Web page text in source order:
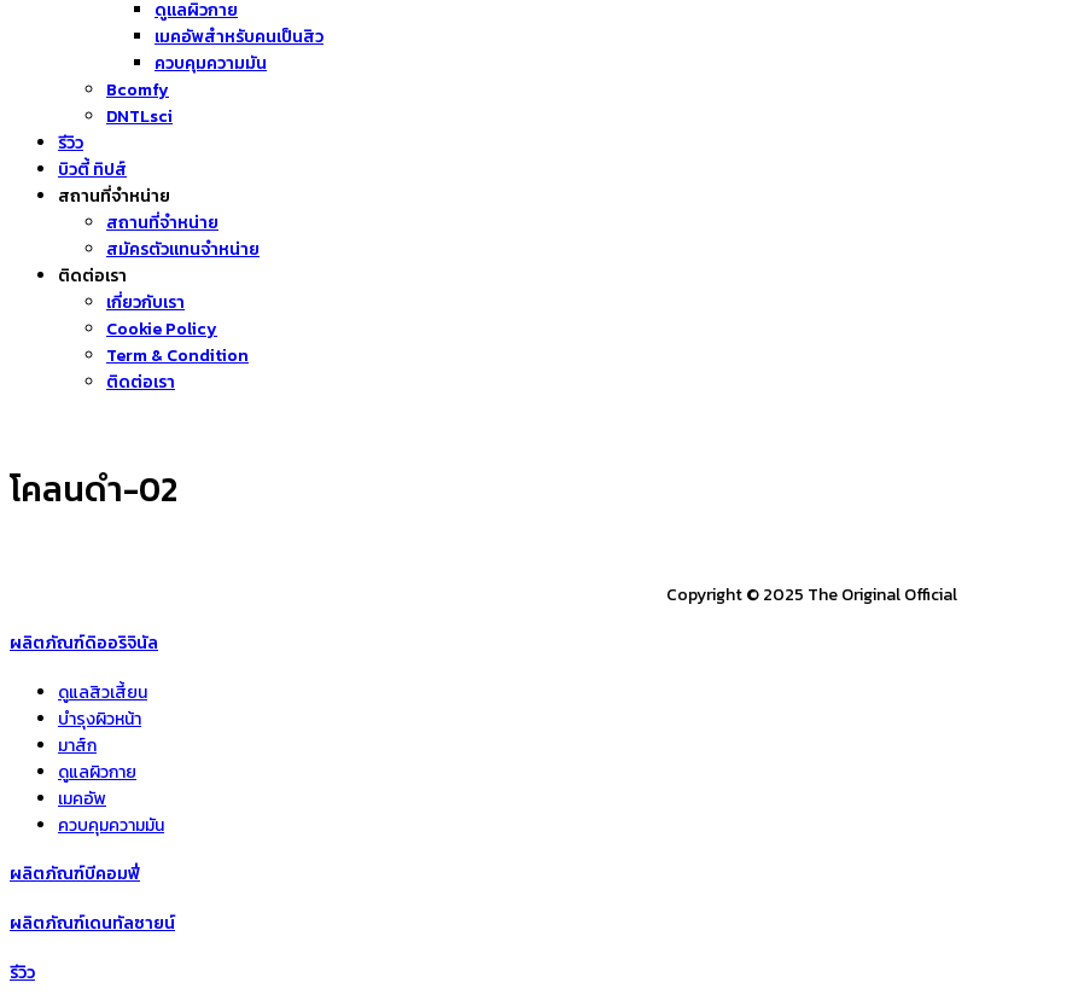
ดูแลผิวกาย
เมคอัพสำหรับคนเป็นสิว
ควบคุมความมัน
Bcomfy
DNTLsci
รีวิว
บิวตี้ ทิปส์
สถานที่จำหน่าย
สถานที่จำหน่าย
สมัครตัวแทนจำหน่าย
ติดต่อเรา
เกี่ยวกับเรา
Cookie Policy
Term & Condition
ติดต่อเรา
โคลนดำ-02
Copyright © 2025 The Original Official
ผลิตภัณฑ์ดิออริจินัล
ดูแลสิวเสี้ยน
บำรุงผิวหน้า
มาส์ก
ดูแลผิวกาย
เมคอัพ
ควบคุมความมัน
ผลิตภัณฑ์บีคอมฟี่
ผลิตภัณฑ์เดนทัลซายน์
รีวิว